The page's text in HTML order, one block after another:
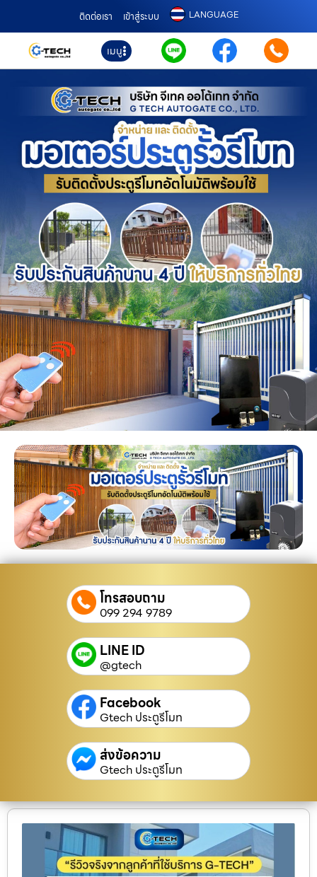
ติดต่อเรา เข้าสู่ระบบ LANGUAGE
เมนู
โทรสอบถาม
099 294 9789
LINE ID
@gtech
Facebook
Gtech ประตูรีโมท
ส่งข้อความ
Gtech ประตูรีโมท